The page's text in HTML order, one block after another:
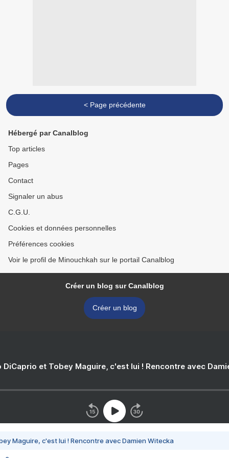
< Page précédente
Hébergé par Canalblog
Top articles
Pages
Contact
Signaler un abus
C.G.U.
Cookies et données personnelles
Préférences cookies
Voir le profil de Minouchkah sur le portail Canalblog
Créer un blog sur Canalblog
Créer un blog
DiCaprio et Tobey Maguire, c'est lui ! Rencontre avec
Maguire, c'est lui ! Rencontre avec Damien Witecka